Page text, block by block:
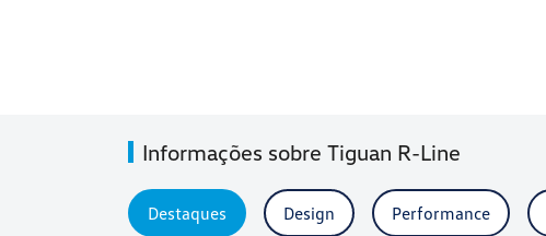
Informações sobre Tiguan R-Line
Destaques Design Performance